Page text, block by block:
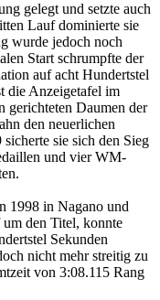
gelegt und setzte auch
Lauf dominierte sie
wurde jedoch noch
Start schrumpfte der
auf acht Hundertstel
die Anzeigetafel im
gerichteten Daumen der
den neuerlichen
sie sich den Sieg
und vier WM-
1998 in Nagano und
den Titel, konnte
Sekunden
nicht mehr streitig zu
von 3:08.115 Rang